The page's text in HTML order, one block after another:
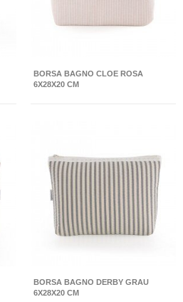
BORSA BAGNO CLOE ROSA
6X28X20 CM
BORSA BAGNO DERBY GRAU
6X28X20 CM